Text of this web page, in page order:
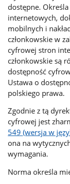
dostępne.
internetowych,
mobilnych i
członkowskie w
cyfrowej stron
członkowskie są
dostępność
Ustawa o
polskiego prawa.
Zgodnie z tą
cyfrowej jest
549 (wersja w
ona na
wymagania.
Norma określa